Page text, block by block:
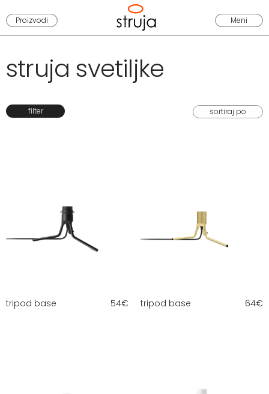
Proizvodi Meni
struja svetiljke
filter
tripod base 54€ tripod base 64€